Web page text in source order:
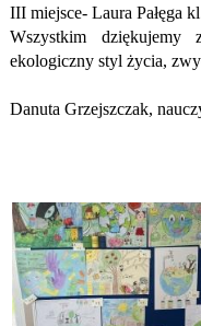
III miejsce- Laura Pałęga
Wszystkim dziękujemy
ekologiczny styl życia,
Danuta Grzejszczak,